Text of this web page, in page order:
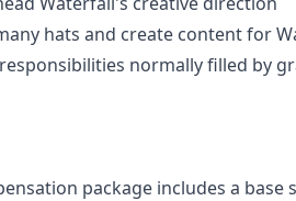
hats and create content for
normally filled by
package includes a base